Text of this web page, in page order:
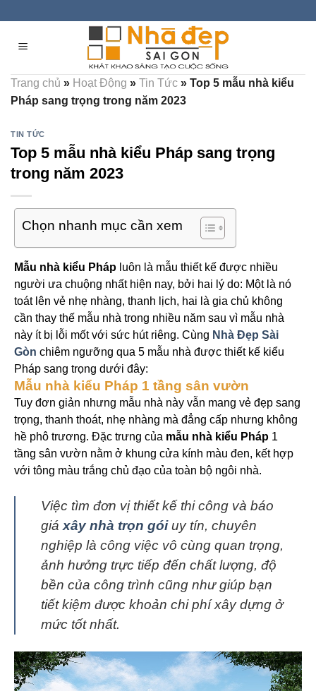
content
Trang chủ » Hoạt Động » Tin Tức » Top 5 mẫu nhà kiểu
Pháp sang trọng trong năm 2023
TIN TỨC
Top 5 mẫu nhà kiểu Pháp sang trọng
trong năm 2023
Chọn nhanh mục cần xem
Mẫu nhà kiểu Pháp luôn là mẫu thiết kế được nhiều
người ưa chuộng nhất hiện nay, bởi hai lý do: Một là nó
toát lên vẻ nhẹ nhàng, thanh lịch, hai là gia chủ không
cần thay thế mẫu nhà trong nhiều năm sau vì mẫu nhà
này ít bị lỗi mốt với sức hút riêng. Cùng Nhà Đẹp Sài
Gòn chiêm ngưỡng qua 5 mẫu nhà được thiết kế kiểu
Pháp sang trọng dưới đây:
Mẫu nhà kiểu Pháp 1 tầng sân vườn
Tuy đơn giản nhưng mẫu nhà này vẫn mang vẻ đẹp sang
trọng, thanh thoát, nhẹ nhàng mà đẳng cấp nhưng không
hề phô trương. Đặc trưng của mẫu nhà kiểu Pháp 1
tầng sân vườn nằm ở khung cửa kính màu đen, kết hợp
với tông màu trắng chủ đạo của toàn bộ ngôi nhà.
Việc tìm đơn vị thiết kế thi công và báo
giá xây nhà trọn góiuy tín, chuyên
nghiệp là công việc vô cùng quan trọng,
ảnh hưởng trực tiếp đến chất lượng, độ
bền của công trình cũng như giúp bạn
tiết kiệm được khoản chi phí xây dựng ở
mức tốt nhất.